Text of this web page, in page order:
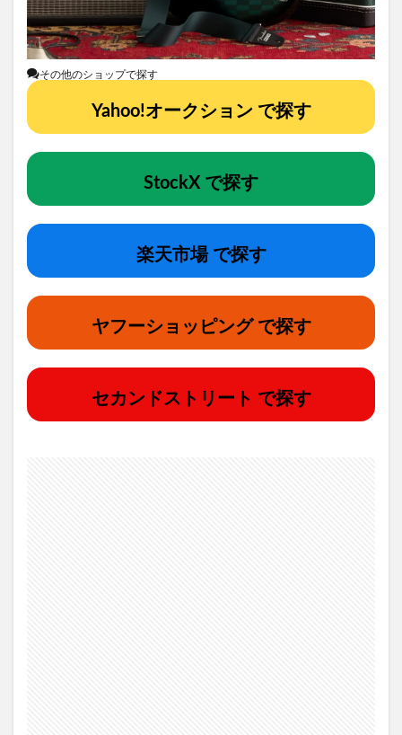
その他のショップで探す
Yahoo!オークション で探す
StockX で探す
楽天市場 で探す
ヤフーショッピング で探す
セカンドストリート で探す